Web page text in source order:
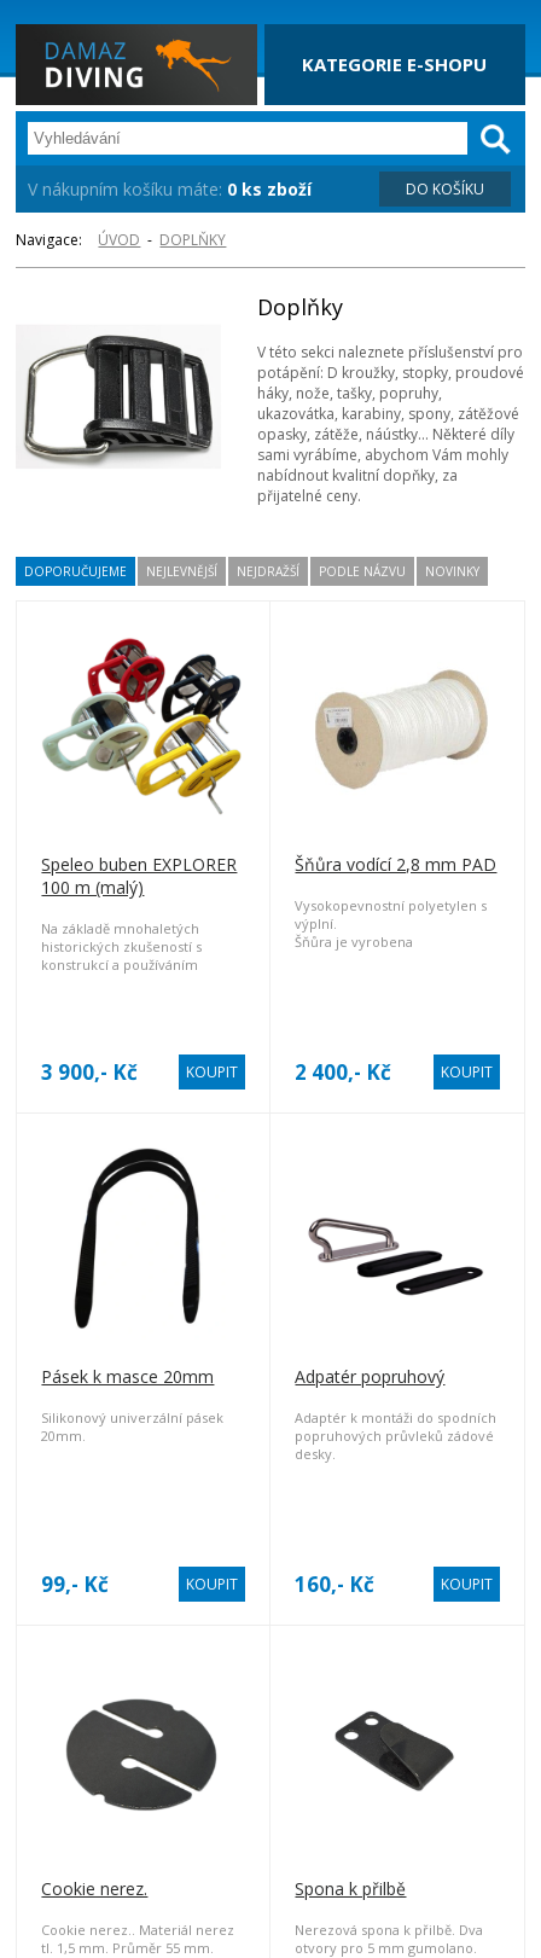
KATEGORIE E-SHOPU
V nákupním košíku máte: 0 ks zboží DO KOŠÍKU
Navigace: ÚVOD - DOPLŇKY
Doplňky
V této sekci naleznete příslušenství pro
potápění: D kroužky, stopky, proudové
háky, nože, tašky, popruhy,
ukazovátka, karabiny, spony, zátěžové
opasky, zátěže, náústky... Některé díly
sami vyrábíme, abychom Vám mohly
nabídnout kvalitní dopňky, za
přijatelné ceny.
DOPORUČUJEME NEJLEVNĚJŠÍ NEJDRAŽŠÍ PODLE NÁZVU NOVINKY
Speleo buben EXPLORER
100 m (malý)
Na základě mnohaletých
historických zkušeností s
konstrukcí a používáním
materiály a technologie. Na
základě mnohaleté praxe došlo
k vyvinutí tohoto typu
3 900,- Kč KOUPIT
Šňůra vodící 2,8 mm PAD
Vysokopevnostní polyetylen s
výplní.
Šňůra je vyrobena
2 400,- Kč KOUPIT
Pásek k masce 20mm
Silikonový univerzální pásek
20mm.
99,- Kč KOUPIT
Adpatér popruhový
Adaptér k montáži do spodních
popruhových průvleků zádové
desky.
160,- Kč KOUPIT
Cookie nerez.
Cookie nerez.. Materiál nerez
tl. 1,5 mm. Průměr 55 mm.
Spona k přilbě
Nerezová spona k přilbě. Dva
otvory pro 5 mm gumolano.